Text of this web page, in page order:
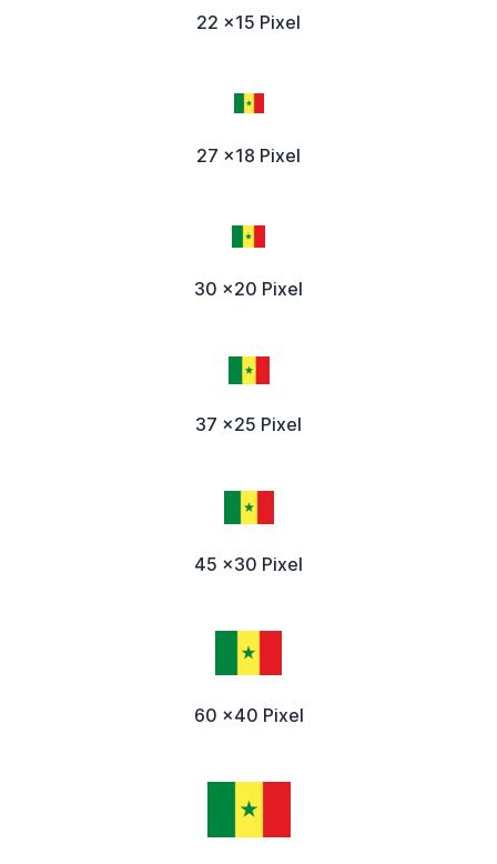
22 x15 Pixel
27 x18 Pixel
30 x20 Pixel
37 x25 Pixel
45 x30 Pixel
60 x40 Pixel